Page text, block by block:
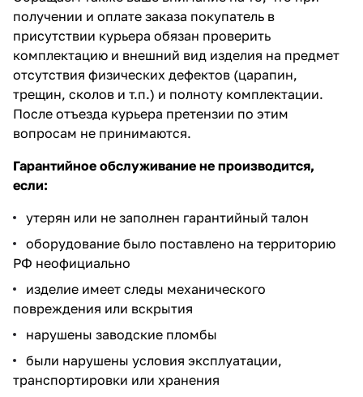
получении и оплате заказа покупатель в
присутствии курьера обязан проверить
комплектацию и внешний вид изделия на предмет
отсутствия физических дефектов (царапин,
трещин, сколов и т.п.) и полноту комплектации.
После отъезда курьера претензии по этим
вопросам не принимаются.
Гарантийное обслуживание не производится,
если:
утерян или не заполнен гарантийный талон
оборудование было поставлено на территорию
РФ неофициально
изделие имеет следы механического
повреждения или вскрытия
нарушены заводские пломбы
были нарушены условия эксплуатации,
транспортировки или хранения